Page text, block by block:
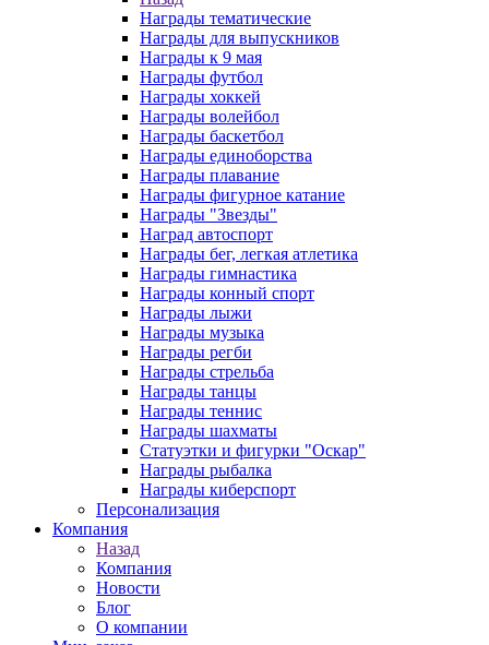
Награды тематические
Награды для выпускников
Награды к 9 мая
Награды футбол
Награды хоккей
Награды волейбол
Награды баскетбол
Награды единоборства
Награды плавание
Награды фигурное катание
Награды "Звезды"
Наград автоспорт
Награды бег, легкая атлетика
Награды гимнастика
Награды конный спорт
Награды лыжи
Награды музыка
Награды регби
Награды стрельба
Награды танцы
Награды теннис
Награды шахматы
Статуэтки и фигурки "Оскар"
Награды рыбалка
Награды киберспорт
Персонализация
Компания
Назад
Компания
Новости
Блог
О компании